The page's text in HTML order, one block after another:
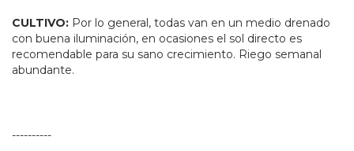
CULTIVO: Por lo general, todas van en un medio drenado
con buena iluminación, en ocasiones el sol directo es
recomendable para su sano crecimiento. Riego semanal
abundante.
----------